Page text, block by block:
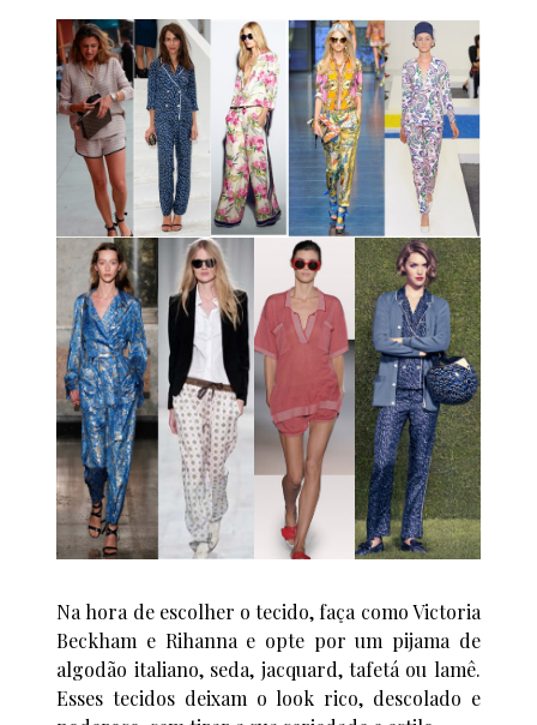
Na hora de escolher o tecido, faça como Victoria
Beckham e Rihanna e opte por um pijama de
algodão italiano, seda, jacquard, tafetá ou lamê.
Esses tecidos deixam o look rico, descolado e